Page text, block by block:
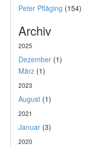
Peter Pfläging (154)
Archiv
2025
Dezember (1)
März (1)
2023
August (1)
2021
Januar (3)
2020